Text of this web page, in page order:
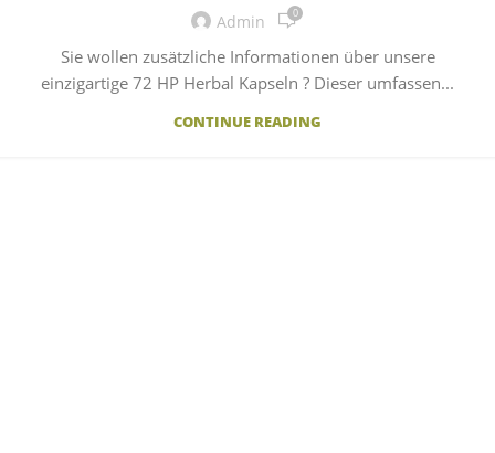
Admin 0
Sie wollen zusätzliche Informationen über unsere
einzigartige 72 HP Herbal Kapseln ? Dieser umfassen...
CONTINUE READING